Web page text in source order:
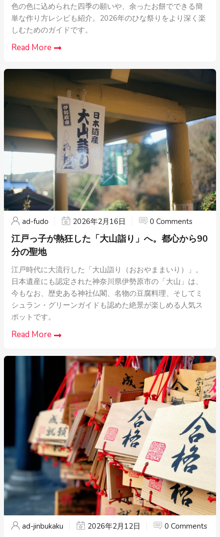
色の色に込められた四季の願いや、余ったお餅でできる簡
単な作り方レシピも紹介。2026年のひな祭りをより深く楽
しむためのガイドです。
Read More
ad-fudo 2026年2月16日 0 Comments
江戸っ子が熱狂した「大山詣り」へ。都心から90
分の聖地
江戸時代に大流行した「大山詣り（おおやままいり）」。
日本遺産にも認定された神奈川県伊勢原市の「大山」は、
今もなお、歴史ある神社仏閣、名物の豆腐料理、そしてミ
シュラン・グリーンガイドも認めた絶景が楽しめる人気ス
ポットです。
Read More
ad-jinbukaku 2026年2月12日 0 Comments